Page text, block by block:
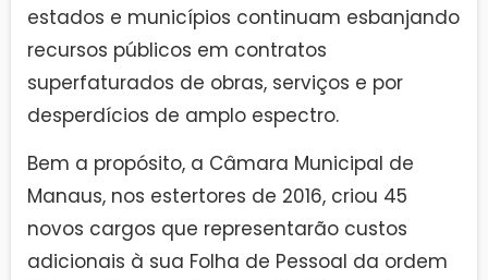
estados e municípios continuam esbanjando
recursos públicos em contratos
superfaturados de obras, serviços e por
desperdícios de amplo espectro.
Bem a propósito, a Câmara Municipal de
Manaus, nos estertores de 2016, criou 45
novos cargos que representarão custos
adicionais à sua Folha de Pessoal da ordem